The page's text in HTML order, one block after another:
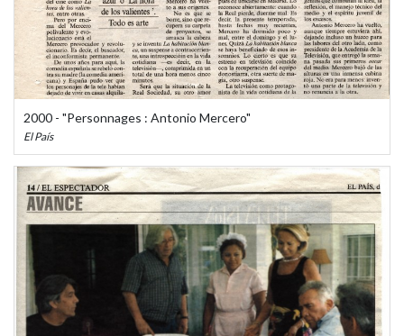
2000 - "Personnages : Antonio Mercero"
El País